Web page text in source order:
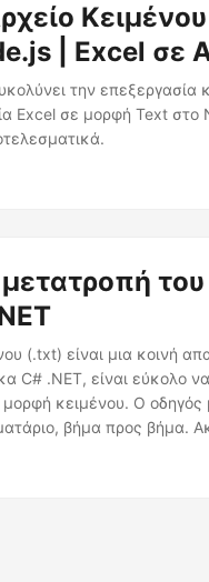
| Excel σε
την επεξεργασία
Excel σε μορφή Text στο
(.txt) είναι μια κοινή
C# .NET, είναι εύκολο
κειμένου. Ο οδηγός
βήμα προς βήμα.
Excel σε αρχείο